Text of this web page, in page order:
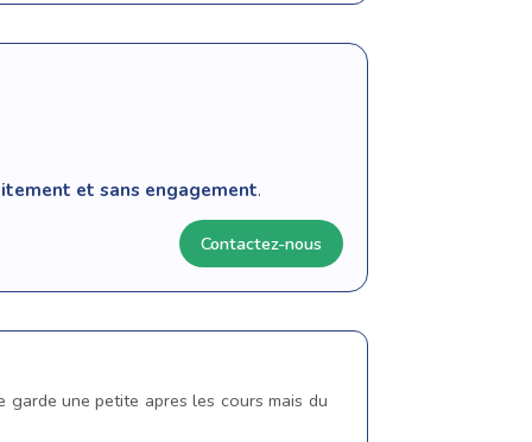
et sans engagement.
Contactez-nous
une petite apres les cours mais du